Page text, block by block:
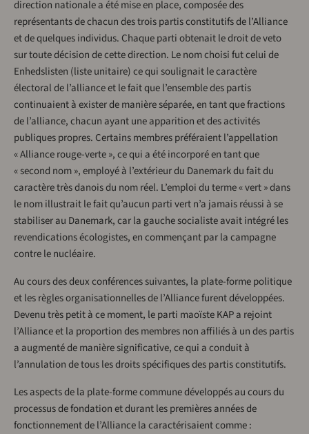
direction nationale a été mise en place, composée des
représentants de chacun des trois partis constitutifs de l’Alliance
et de quelques individus. Chaque parti obtenait le droit de veto
sur toute décision de cette direction. Le nom choisi fut celui de
Enhedslisten (liste unitaire) ce qui soulignait le caractère
électoral de l’alliance et le fait que l’ensemble des partis
continuaient à exister de manière séparée, en tant que fractions
de l’alliance, chacun ayant une apparition et des activités
publiques propres. Certains membres préféraient l’appellation
« Alliance rouge-verte », ce qui a été incorporé en tant que
« second nom », employé à l’extérieur du Danemark du fait du
caractère très danois du nom réel. L’emploi du terme « vert » dans
le nom illustrait le fait qu’aucun parti vert n’a jamais réussi à se
stabiliser au Danemark, car la gauche socialiste avait intégré les
revendications écologistes, en commençant par la campagne
contre le nucléaire.
Au cours des deux conférences suivantes, la plate-forme politique
et les règles organisationnelles de l’Alliance furent développées.
Devenu très petit à ce moment, le parti maoïste KAP a rejoint
l’Alliance et la proportion des membres non affiliés à un des partis
a augmenté de manière significative, ce qui a conduit à
l’annulation de tous les droits spécifiques des partis constitutifs.
Les aspects de la plate-forme commune développés au cours du
processus de fondation et durant les premières années de
fonctionnement de l’Alliance la caractérisaient comme :